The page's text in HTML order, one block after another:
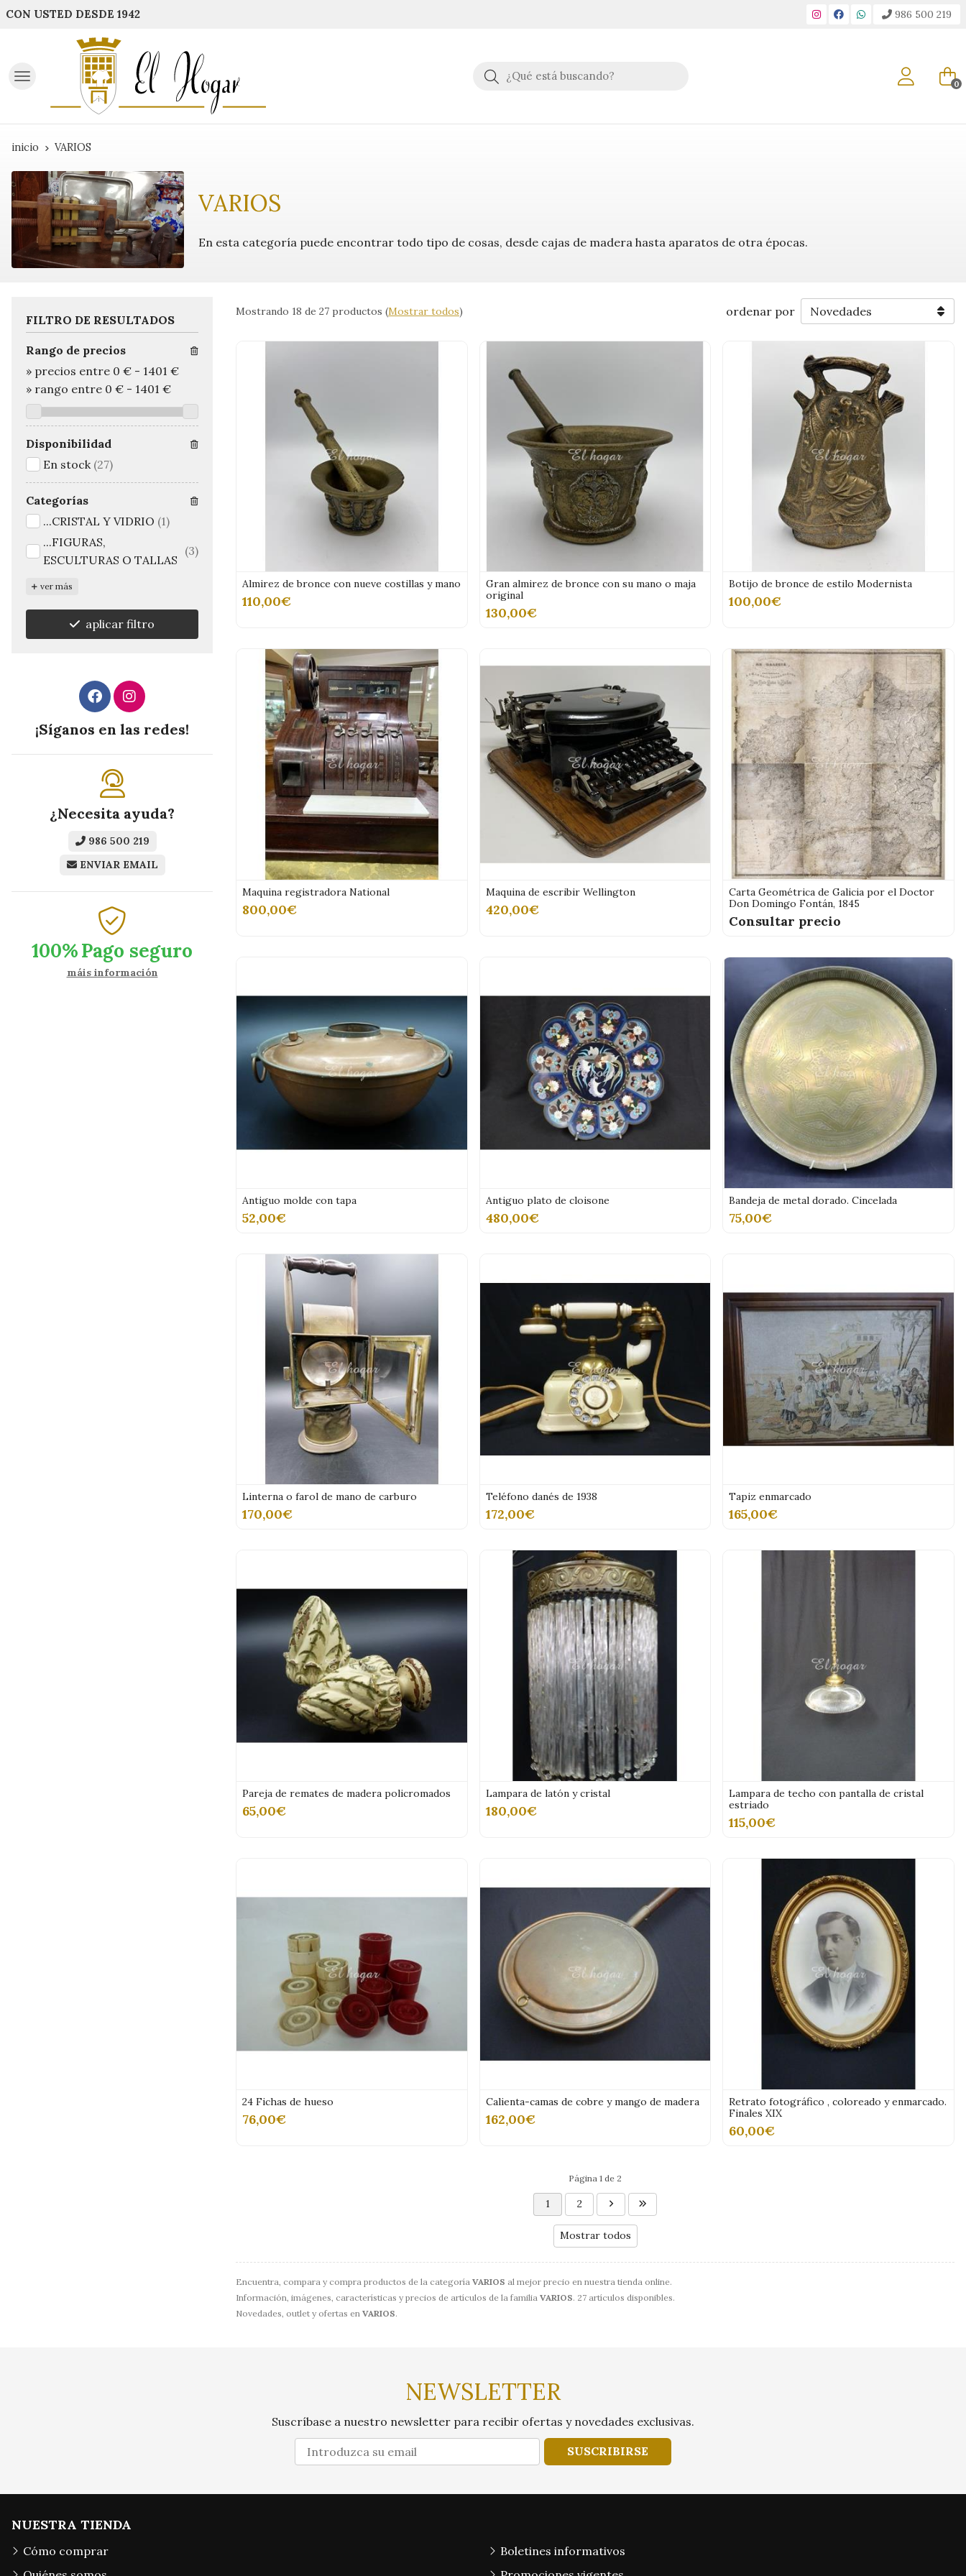
CON USTED DESDE 1942 986 500 219
Buscar 0
inicio VARIOS
VARIOS
En esta categoría puede encontrar todo tipo de cosas, desde cajas de madera hasta aparatos de otra épocas.
Encuentra, compara y compra productos de la categoría VARIOS al mejor precio en nuestra tienda online.
Información, imágenes, características y precios de artículos de la familia VARIOS. 27 artículos disponibles.
Novedades, outlet y ofertas en VARIOS.
Mostrando 18 de 27 productos (Mostrar todos) ordenar por
Almirez de bronce con nueve costillas y mano
110,00€
Gran almirez de bronce con su mano o maja
original
130,00€
Botijo de bronce de estilo Modernista
100,00€
Maquina registradora National
800,00€
Maquina de escribir Wellington
420,00€
Carta Geométrica de Galicia por el Doctor
Don Domingo Fontán, 1845
Consultar precio
Antiguo molde con tapa
52,00€
Antiguo plato de cloisone
480,00€
Bandeja de metal dorado. Cincelada
75,00€
Linterna o farol de mano de carburo
170,00€
Teléfono danés de 1938
172,00€
Tapiz enmarcado
165,00€
Pareja de remates de madera policromados
65,00€
Lampara de latón y cristal
180,00€
Lampara de techo con pantalla de cristal
estriado
115,00€
24 Fichas de hueso
76,00€
Calienta-camas de cobre y mango de madera
162,00€
Retrato fotográfico , coloreado y enmarcado.
Finales XIX
60,00€
Página 1 de 2
1 2
Mostrar todos
FILTRO DE RESULTADOS
Rango de precios
» precios entre 0 € - 1401 €
» rango entre 0 € - 1401 €
Disponibilidad
En stock (27)
Categorías
...CRISTAL Y VIDRIO (1)
...FIGURAS,
ESCULTURAS O TALLAS
(3)
ver más
aplicar filtro
¡Síganos en las redes!
¿Necesita ayuda?
986 500 219
ENVIAR EMAIL
100%Pago seguro
máis información
NEWSLETTER
Suscríbase a nuestro newsletter para recibir ofertas y novedades exclusivas.
SUSCRIBIRSE
NUESTRA TIENDA
Cómo comprar
Boletines informativos